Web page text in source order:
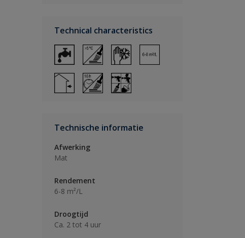
Technical characteristics
Technische informatie
Afwerking
Mat
Rendement
6-8 m²/L
Droogtijd
Ca. 2 tot 4 uur